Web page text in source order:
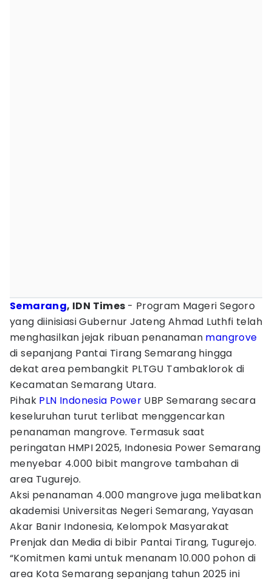
Semarang, IDN Times - Program Mageri Segoro
yang diinisiasi Gubernur Jateng Ahmad Luthfi telah
menghasilkan jejak ribuan penanaman mangrove
di sepanjang Pantai Tirang Semarang hingga
dekat area pembangkit PLTGU Tambaklorok di
Kecamatan Semarang Utara.
Pihak PLN Indonesia Power UBP Semarang secara
keseluruhan turut terlibat menggencarkan
penanaman mangrove. Termasuk saat
peringatan HMPI 2025, Indonesia Power Semarang
menyebar 4.000 bibit mangrove tambahan di
area Tugurejo.
Aksi penanaman 4.000 mangrove juga melibatkan
akademisi Universitas Negeri Semarang, Yayasan
Akar Banir Indonesia, Kelompok Masyarakat
Prenjak dan Media di bibir Pantai Tirang, Tugurejo.
“Komitmen kami untuk menanam 10.000 pohon di
area Kota Semarang sepanjang tahun 2025 ini